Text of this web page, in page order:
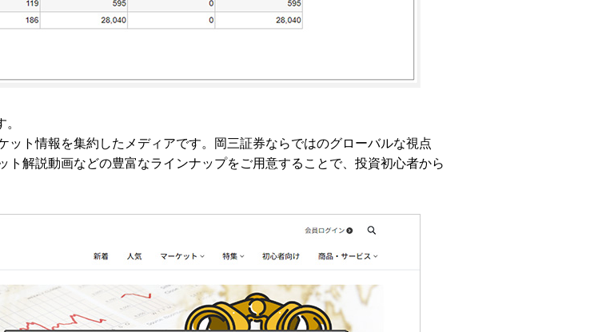
ト情報を集約したメディアです。岡三証券ならではのグローバルな視点
解説動画などの豊富なラインナップをご用意することで、投資初心者から